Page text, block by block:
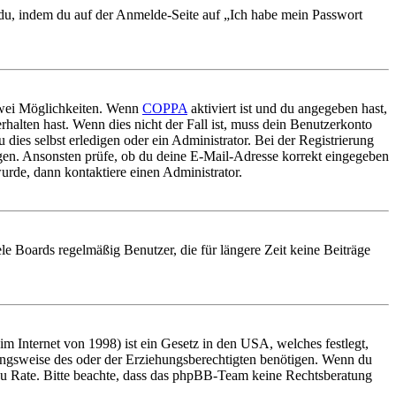
indem du auf der Anmelde-Seite auf „Ich habe mein Passwort
Möglichkeiten. Wenn COPPA aktiviert ist und du angegeben hast,
hast. Wenn dies nicht der Fall ist, muss dein Benutzerkonto
selbst erledigen oder ein Administrator. Bei der Registrierung
Ansonsten prüfe, ob du deine E-Mail-Adresse korrekt eingegeben
dann kontaktiere einen Administrator.
Boards regelmäßig Benutzer, die für längere Zeit keine Beiträge
Internet von 1998) ist ein Gesetz in den USA, welches festlegt,
des oder der Erziehungsberechtigten benötigen. Wenn du
Bitte beachte, dass das phpBB-Team keine Rechtsberatung